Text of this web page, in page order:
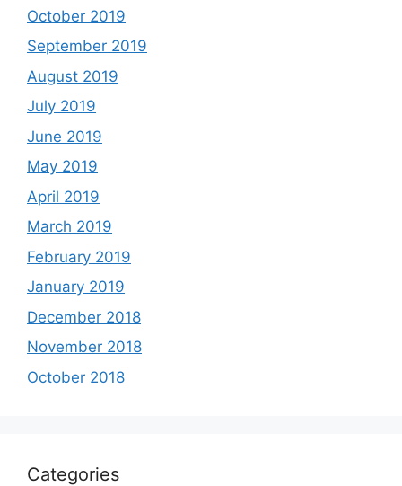
October 2019
September 2019
August 2019
July 2019
June 2019
May 2019
April 2019
March 2019
February 2019
January 2019
December 2018
November 2018
October 2018
Categories